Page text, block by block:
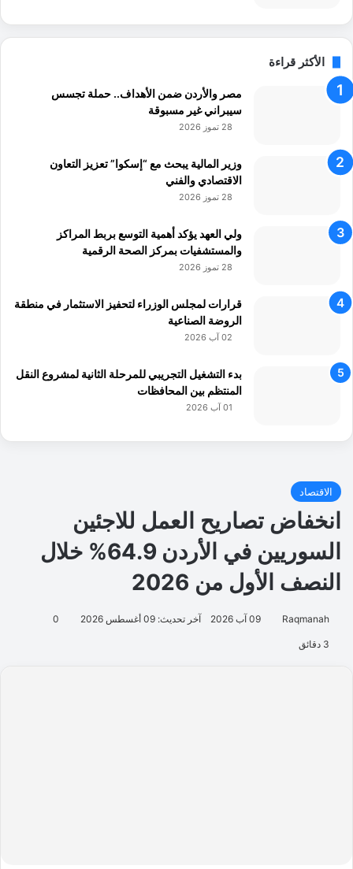
الأكثر قراءة
مصر والأردن ضمن الأهداف.. حملة تجسس
سيبراني غير مسبوقة
28 تموز 2026
وزير المالية يبحث مع “إسكوا” تعزيز التعاون
الاقتصادي والفني
28 تموز 2026
ولي العهد يؤكد أهمية التوسع بربط المراكز
والمستشفيات بمركز الصحة الرقمية
28 تموز 2026
قرارات لمجلس الوزراء لتحفيز الاستثمار في منطقة
الروضة الصناعية
02 آب 2026
بدء التشغيل التجريبي للمرحلة الثانية لمشروع النقل
المنتظم بين المحافظات
01 آب 2026